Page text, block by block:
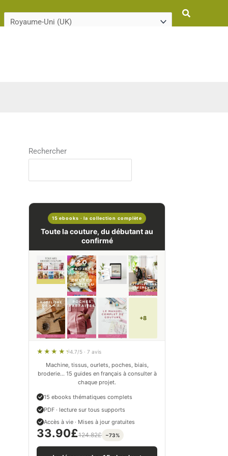
Rechercher
Rechercher
15 ebooks · la collection complète
Toute la couture, du débutant au
confirmé
+8
4.7/5 · 7 avis
Machine, tissus, ourlets, poches, biais,
broderie… 15 guides en français à consulter à
chaque projet.
15 ebooks thématiques complets
PDF · lecture sur tous supports
Accès à vie · Mises à jour gratuites
33.90£124.82£ −73%